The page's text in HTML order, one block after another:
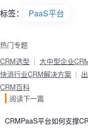
标签： PaaS平台
热门专题
CRM选型
大中型企业
快消行业CRM解决方案
CRM百科
阅读下一篇
CRMPaaS平台如何支撑